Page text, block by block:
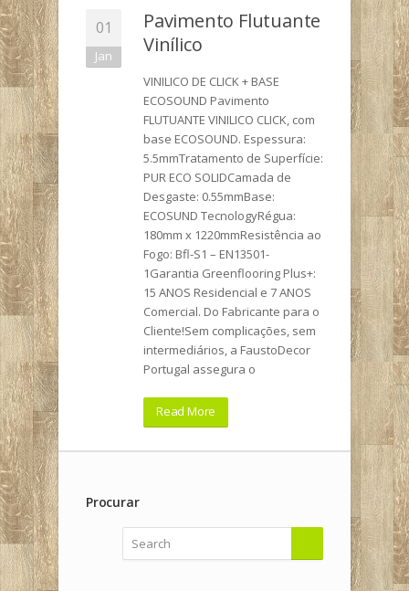
01
Jan
Pavimento Flutuante
Vinílico
VINILICO DE CLICK + BASE
ECOSOUND Pavimento
FLUTUANTE VINILICO CLICK, com
base ECOSOUND. Espessura:
5.5mmTratamento de Superfície:
PUR ECO SOLIDCamada de
Desgaste: 0.55mmBase:
ECOSUND TecnologyRégua:
180mm x 1220mmResistência ao
Fogo: Bfl-S1 – EN13501-
1Garantia Greenflooring Plus+:
15 ANOS Residencial e 7 ANOS
Comercial. Do Fabricante para o
Cliente!Sem complicações, sem
intermediários, a FaustoDecor
Portugal assegura o
Read More
Procurar